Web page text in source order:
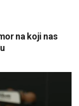
na koji nas